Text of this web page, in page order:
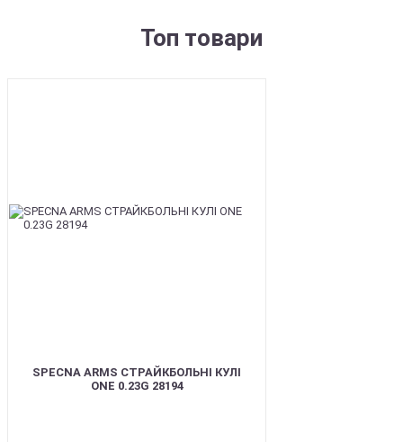
Топ товари
SPECNA ARMS СТРАЙКБОЛЬНІ КУЛІ
ONE 0.23G 28194